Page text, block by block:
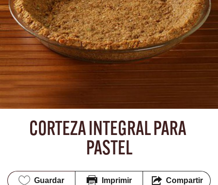
CORTEZA INTEGRAL PARA
PASTEL
Guardar Imprimir Compartir